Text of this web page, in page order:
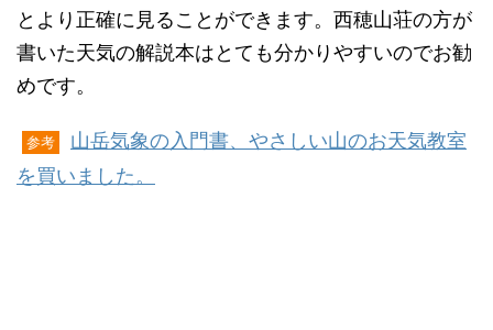
とより正確に見ることができます。西穂山荘の方が
書いた天気の解説本はとても分かりやすいのでお勧
めです。
参考
山岳気象の入門書、やさしい山のお天気教室
を買いました。